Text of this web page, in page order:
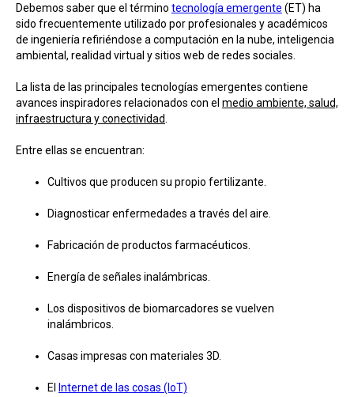
Debemos saber que el término tecnología emergente (ET) ha
sido frecuentemente utilizado por profesionales y académicos
de ingeniería refiriéndose a computación en la nube, inteligencia
ambiental, realidad virtual y sitios web de redes sociales.
La lista de las principales tecnologías emergentes contiene
avances inspiradores relacionados con el medio ambiente, salud,
infraestructura y conectividad
Entre ellas se encuentran:
Cultivos que producen su propio fertilizante.
Diagnosticar enfermedades a través del aire.
Fabricación de productos farmacéuticos.
Energía de señales inalámbricas.
Los dispositivos de biomarcadores se vuelven
inalámbricos.
Casas impresas con materiales 3D.
El Internet de las cosas (IoT)